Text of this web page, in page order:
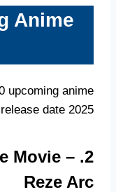
Anime
upcoming anime
date 2025.
Movie –
Reze Arc